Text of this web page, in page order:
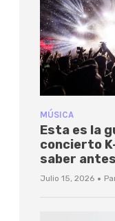
MÚSICA
Esta es la
concierto
saber
Julio 15, 2026 ·